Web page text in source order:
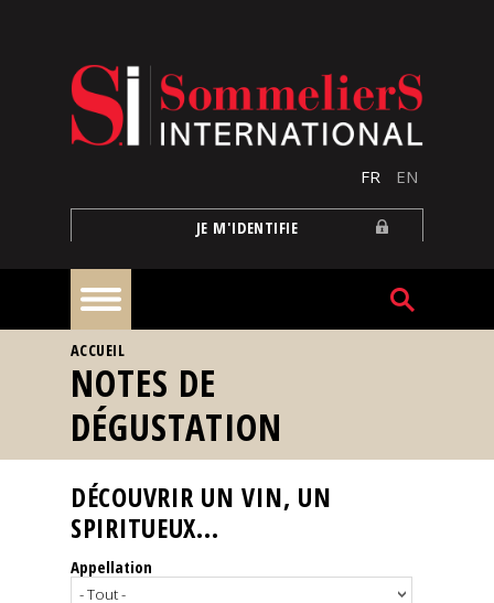
FR EN
JE M'IDENTIFIE
À
la
une
Reportages
Nos
VOUS ÊTES ICI
ACCUEIL
NOTES DE
DÉGUSTATION
DÉCOUVRIR UN VIN, UN
SPIRITUEUX...
Appellation